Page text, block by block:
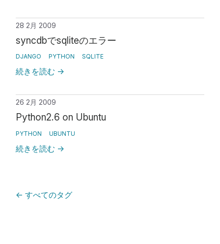
28 2月 2009
syncdbでsqliteのエラー
DJANGO PYTHON SQLITE
続きを読む →
26 2月 2009
Python2.6 on Ubuntu
PYTHON UBUNTU
続きを読む →
← すべてのタグ